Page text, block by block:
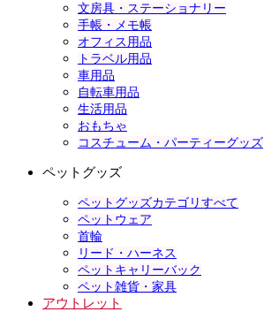
文房具・ステーショナリー
手帳・メモ帳
オフィス用品
トラベル用品
車用品
自転車用品
生活用品
おもちゃ
コスチューム・パーティーグッズ
ペットグッズ
ペットグッズカテゴリすべて
ペットウェア
首輪
リード・ハーネス
ペットキャリーバック
ペット雑貨・家具
アウトレット